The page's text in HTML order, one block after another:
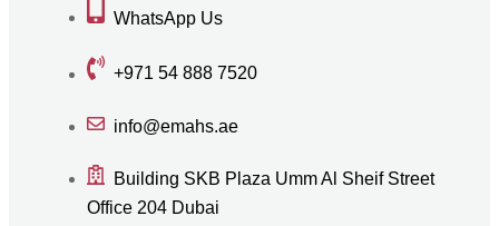
WhatsApp Us
+971 54 888 7520
info@emahs.ae
Building SKB Plaza Umm Al Sheif Street
Office 204 Dubai